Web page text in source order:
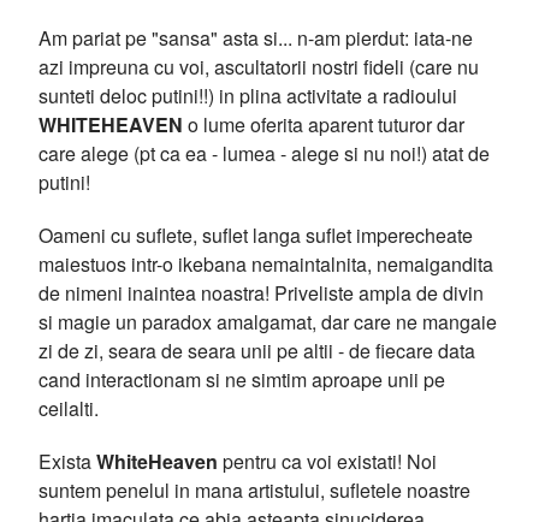
Am pariat pe "sansa" asta si... n-am pierdut: iata-ne
azi impreuna cu voi, ascultatorii nostri fideli (care nu
sunteti deloc putini!!) in plina activitate a radioului
WHITEHEAVEN o lume oferita aparent tuturor dar
care alege (pt ca ea - lumea - alege si nu noi!) atat de
putini!
Oameni cu suflete, suflet langa suflet imperecheate
maiestuos intr-o ikebana nemaintalnita, nemaigandita
de nimeni inaintea noastra! Priveliste ampla de divin
si magie un paradox amalgamat, dar care ne mangaie
zi de zi, seara de seara unii pe altii - de fiecare data
cand interactionam si ne simtim aproape unii pe
ceilalti.
ExistaWhiteHeaven pentru ca voi existati! Noi
suntem penelul in mana artistului, sufletele noastre